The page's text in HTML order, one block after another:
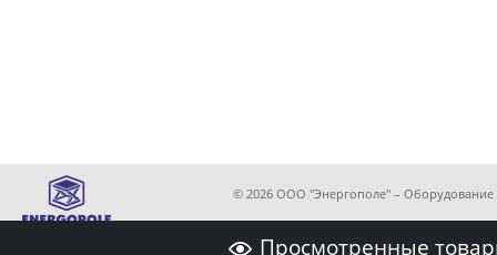
© 2026 ООО "Энергополе" – Оборудование
Просмотренные